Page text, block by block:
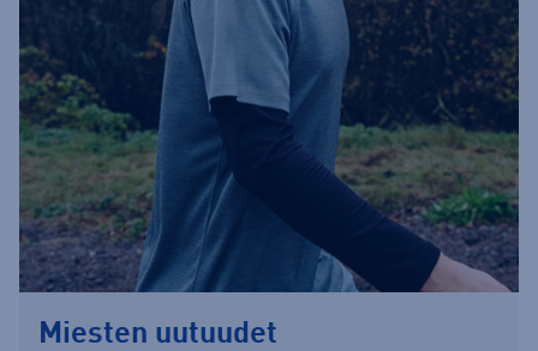
Miesten uutuudet